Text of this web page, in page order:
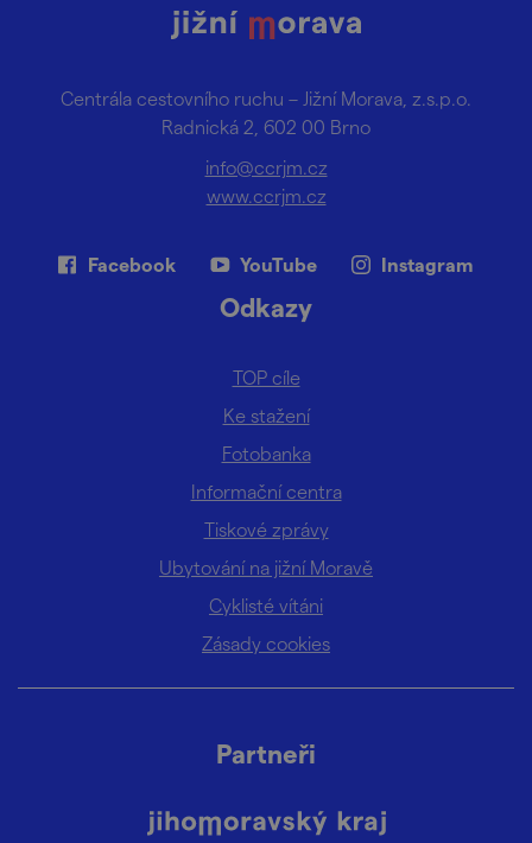
Centrála cestovního ruchu – Jižní Morava, z.s.p.o.
Radnická 2, 602 00 Brno
info@ccrjm.cz
www.ccrjm.cz
Facebook YouTube Instagram
Odkazy
TOP cíle
Ke stažení
Fotobanka
Informační centra
Tiskové zprávy
Ubytování na jižní Moravě
Cyklisté vítáni
Zásady cookies
Partneři